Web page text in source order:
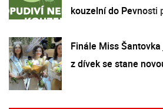
kouzelní do Pevnosti
Finále Miss
z dívek se stane